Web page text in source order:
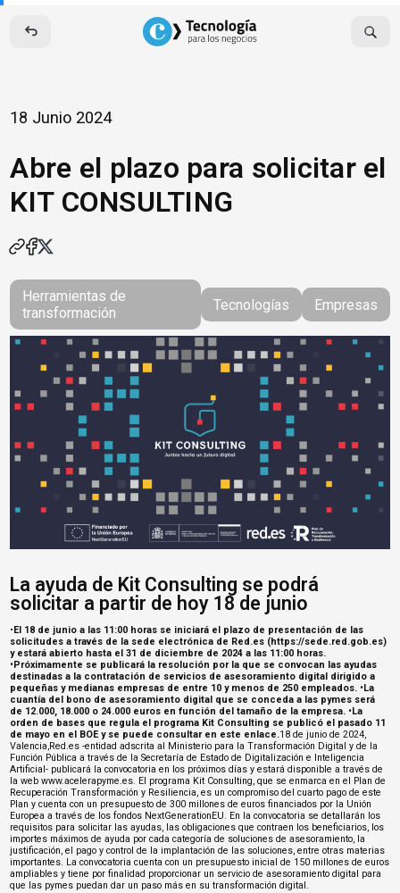
Skip
content
18 Junio 2024
Abre el plazo para solicitar el
KIT CONSULTING
Herramientas de
transformación
Tecnologías Empresas
La ayuda de Kit Consulting se podrá
solicitar a partir de hoy 18 de junio
• El 18 de junio a las 11:00 horas se iniciará el plazo de presentación de las
solicitudes a través de la sede electrónica de Red.es (https://sede.red.gob.es)
y estará abierto hasta el 31 de diciembre de 2024 a las 11:00 horas.
•Próximamente se publicará la resolución por la que se convocan las ayudas
destinadas a la contratación de servicios de asesoramiento digital dirigido a
pequeñas y medianas empresas de entre 10 y menos de 250 empleados. •La
cuantía del bono de asesoramiento digital que se conceda a las pymes será
de 12.000, 18.000 o 24.000 euros en función del tamaño de la empresa. •La
orden de bases que regula el programa Kit Consulting se publicó el pasado 11
de mayo en el BOE y se puede consultar en este enlace.18 de junio de 2024,
Valencia,Red.es -entidad adscrita al Ministerio para la Transformación Digital y de la
Función Pública a través de la Secretaría de Estado de Digitalización e Inteligencia
Artificial- publicará la convocatoria en los próximos días y estará disponible a través de
la web www.acelerapyme.es. El programa Kit Consulting, que se enmarca en el Plan de
Recuperación Transformación y Resiliencia, es un compromiso del cuarto pago de este
Plan y cuenta con un presupuesto de 300 millones de euros financiados por la Unión
Europea a través de los fondos NextGenerationEU. En la convocatoria se detallarán los
requisitos para solicitar las ayudas, las obligaciones que contraen los beneficiarios, los
importes máximos de ayuda por cada categoría de soluciones de asesoramiento, la
justificación, el pago y control de la implantación de las soluciones, entre otras materias
importantes. La convocatoria cuenta con un presupuesto inicial de 150 millones de euros
ampliables y tiene por finalidad proporcionar un servicio de asesoramiento digital para
que las pymes puedan dar un paso más en su transformación digital.